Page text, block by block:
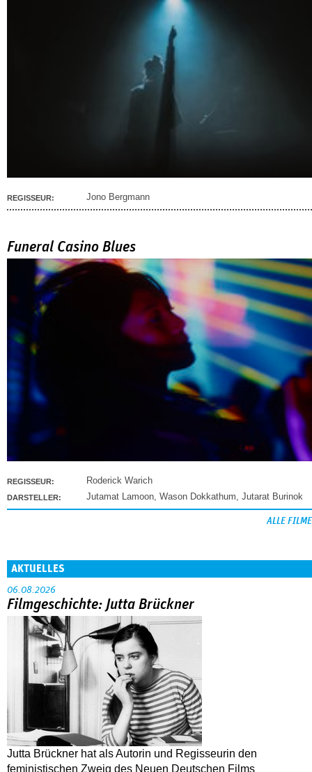
REGISSEUR: Jono Bergmann
Funeral Casino Blues
REGISSEUR: Roderick Warich
DARSTELLER: Jutamat Lamoon, Wason Dokkathum, Jutarat Burinok
ALLE FILME
AKTUELLES
06.08.2026
Filmgeschichte: Jutta Brückner
Jutta Brückner hat als Autorin und Regisseurin den
feministischen Zweig des Neuen Deutschen Films